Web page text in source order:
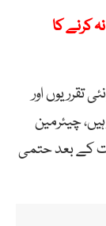
کرنے کا
تقرریوں اور
چیئرمین
کے بعد حتمی